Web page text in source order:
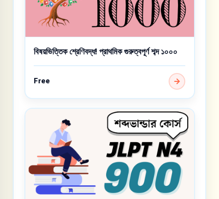
বিষয়ভিত্তিক শ্রেণিবদ্ধ! প্রাথমিক গুরুত্বপূর্ণ শব্দ ১০০০
Free